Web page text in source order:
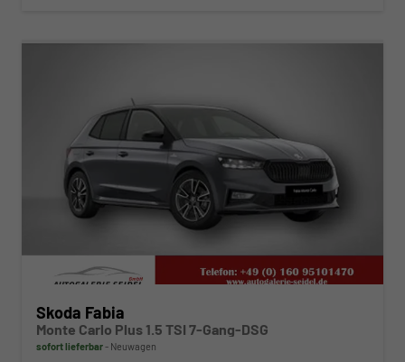
Skoda Fabia
Monte Carlo Plus 1.5 TSI 7-Gang-DSG
sofort lieferbar Neuwagen